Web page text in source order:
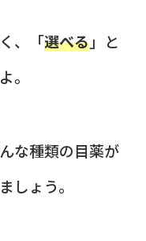
、「選べる」と
。
な種類の目薬が
しょう。